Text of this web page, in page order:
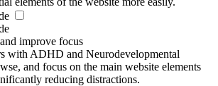
improve focus
with ADHD and Neurodevelopmental
and focus on the main website elements
reducing distractions.